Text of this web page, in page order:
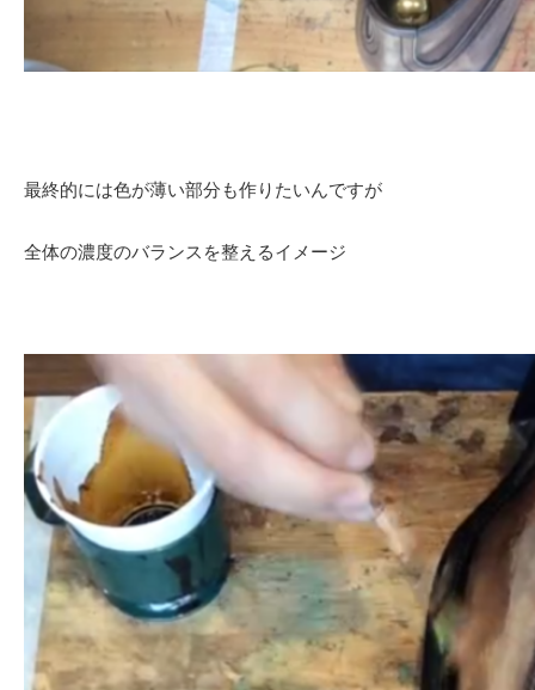
最終的には色が薄い部分も作りたいんですが
全体の濃度のバランスを整えるイメージ